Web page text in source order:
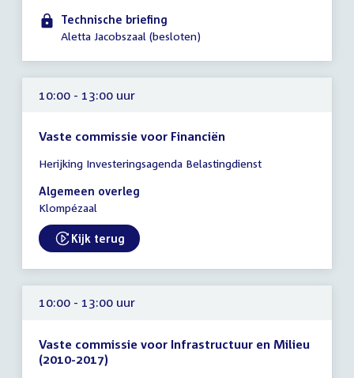
10:00
-
uur
Technische briefing
Aletta Jacobszaal (besloten)
10:00 - 13:00 uur
Vaste commissie voor Financiën
vergadering
10:00
-
uur
Herijking Investeringsagenda Belastingdienst
Algemeen overleg
Klompézaal
Kijk terug
10:00 - 13:00 uur
Vaste commissie voor Infrastructuur en Milieu
(2010-2017)